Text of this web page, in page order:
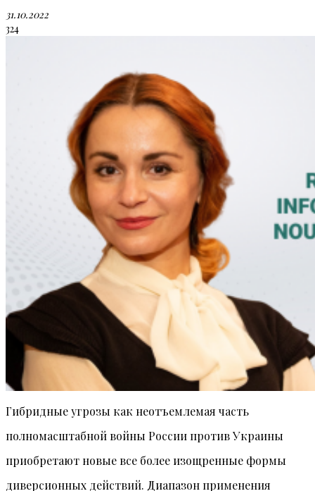
31.10.2022
324
Гибридные угрозы как неотъемлемая часть
полномасштабной войны России против Украины
приобретают новые все более изощренные формы
диверсионных действий. Диапазон применения